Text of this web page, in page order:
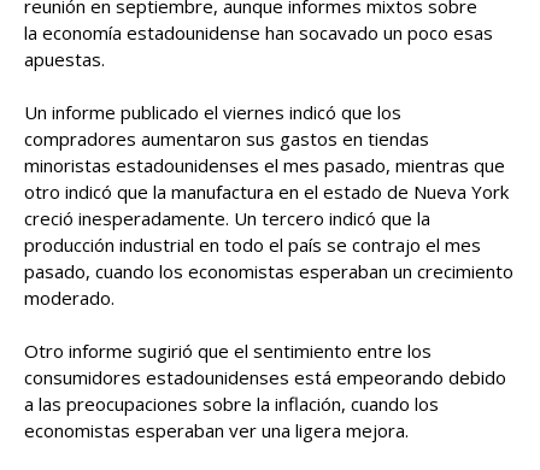
reunión en septiembre, aunque informes mixtos sobre
la economía estadounidense han socavado un poco esas
apuestas.
Un informe publicado el viernes indicó que los
compradores aumentaron sus gastos en tiendas
minoristas estadounidenses el mes pasado, mientras que
otro indicó que la manufactura en el estado de Nueva York
creció inesperadamente. Un tercero indicó que la
producción industrial en todo el país se contrajo el mes
pasado, cuando los economistas esperaban un crecimiento
moderado.
Otro informe sugirió que el sentimiento entre los
consumidores estadounidenses está empeorando debido
a las preocupaciones sobre la inflación, cuando los
economistas esperaban ver una ligera mejora.